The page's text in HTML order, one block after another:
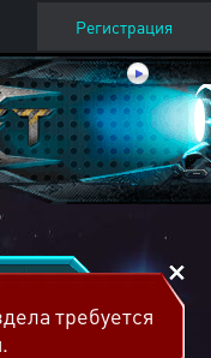
Регистрация
требуется